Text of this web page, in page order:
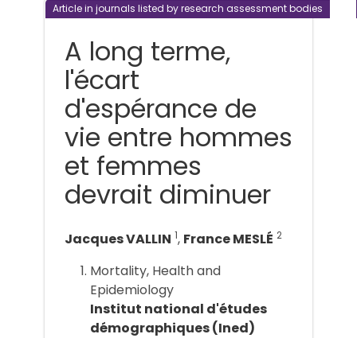
Article in journals listed by research assessment bodies
A long terme,
l'écart
d'espérance de
vie entre hommes
et femmes
devrait diminuer
Jacques VALLIN 1, France MESLÉ 2
Mortality, Health and
Epidemiology
Institut national d'études
démographiques (Ined)